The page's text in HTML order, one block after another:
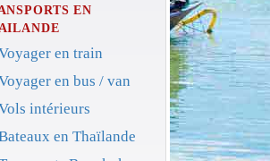
EN
en train
en bus / van
intérieurs
en Thaïlande